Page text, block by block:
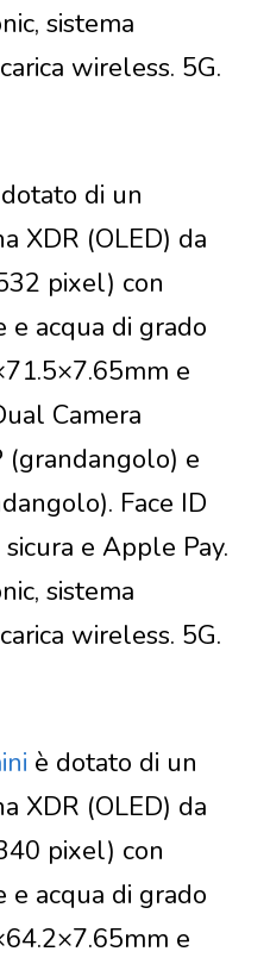
sistema
wireless. 5G.
di un
XDR (OLED) da
pixel) con
e acqua di grado
e
Camera
(grandangolo) e
Face ID
e Apple Pay.
sistema
wireless. 5G.
è dotato di un
XDR (OLED) da
pixel) con
e acqua di grado
e